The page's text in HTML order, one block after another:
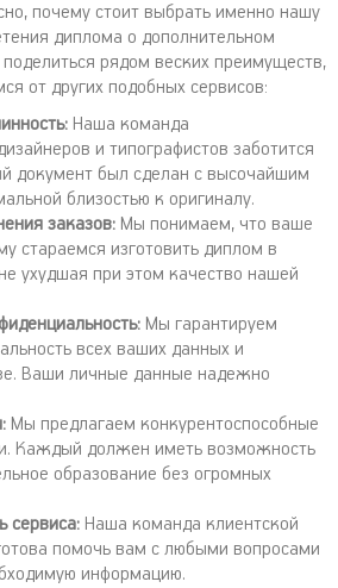
почему стоит выбрать именно нашу
диплома о дополнительном
рядом веских преимуществ,
от других подобных сервисов:
Наша команда
и типографистов заботится
документ был сделан с высочайшим
близостью к оригиналу.
заказов: Мы понимаем, что ваше
стараемся изготовить диплом в
ухудшая при этом качество нашей
Мы гарантируем
всех ваших данных и
Ваши личные данные надежно
Мы предлагаем конкурентоспособные
Каждый должен иметь возможность
образование без огромных
сервиса: Наша команда клиентской
помочь вам с любыми вопросами
информацию.